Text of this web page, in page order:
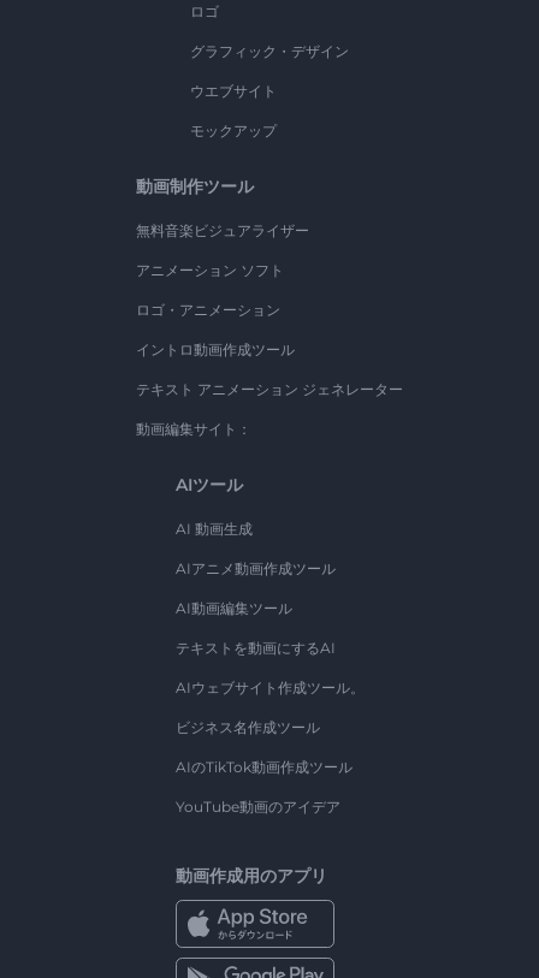
ロゴ
グラフィック・デザイン
ウエブサイト
モックアップ
動画制作ツール
無料音楽ビジュアライザー
アニメーション ソフト
ロゴ・アニメーション
イントロ動画作成ツール
テキスト アニメーション ジェネレーター
動画編集サイト：
AIツール
AI 動画生成
AIアニメ動画作成ツール
AI動画編集ツール
テキストを動画にするAI
AIウェブサイト作成ツール。
ビジネス名作成ツール
AIのTikTok動画作成ツール
YouTube動画のアイデア
動画作成用のアプリ